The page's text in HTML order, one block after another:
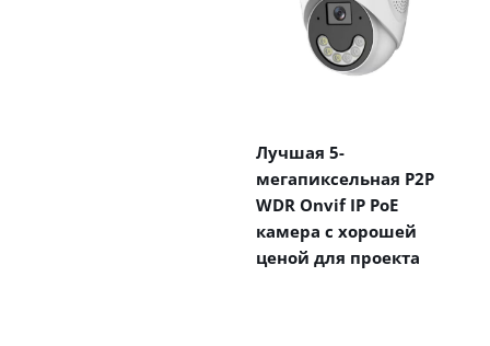
Лучшая 5-
мегапиксельная P2P
WDR Onvif IP PoE
камера с хорошей
ценой для проекта